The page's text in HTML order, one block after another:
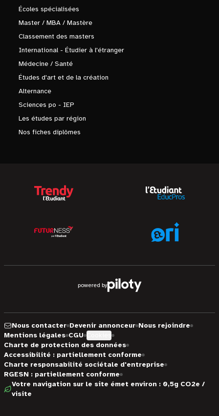
Écoles spécialisées
Master / MBA / Mastère
Classement des masters
International - Étudier à l'étranger
Médecine / Santé
Études d'art et de la création
Alternance
Sciences po - IEP
Les études par région
Nos fiches diplômes
powered by
Nous contacter Devenir annonceur Nous rejoindre
Mentions légales CGU
Charte de protection des données
Accessibilité : partiellement conforme
Charte responsabilité sociétale d'entreprise
RGESN : partiellement conforme
Votre navigation sur le site émet environ : 0,5g CO2e /
visite